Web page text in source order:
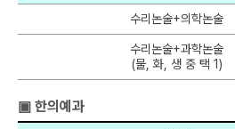
수리논술+의학논술
수리논술+과학논술
(물, 화, 생 중 택 1)
▣ 한의예과